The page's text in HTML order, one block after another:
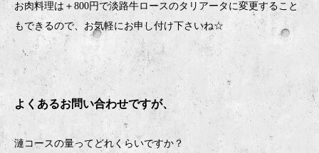
お肉料理は＋800円で淡路牛ロースのタリアータに変更すること
もできるので、お気軽にお申し付け下さいね☆
よくあるお問い合わせですが、
漣コースの量ってどれくらいですか？